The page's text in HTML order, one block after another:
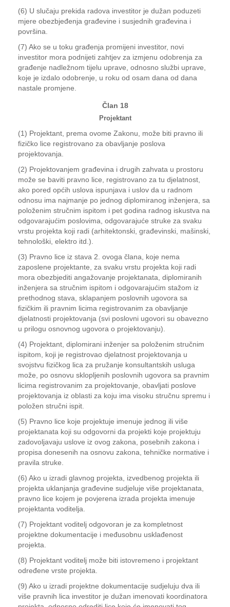
(6) U slučaju prekida radova investitor je dužan poduzeti
mjere obezbjeđenja građevine i susjednih građevina i
površina.
(7) Ako se u toku građenja promijeni investitor, novi
investitor mora podnijeti zahtjev za izmjenu odobrenja za
građenje nadležnom tijelu uprave, odnosno službi uprave,
koje je izdalo odobrenje, u roku od osam dana od dana
nastale promjene.
Član 18
Projektant
(1) Projektant, prema ovome Zakonu, može biti pravno ili
fizičko lice registrovano za obavljanje poslova
projektovanja.
(2) Projektovanjem građevina i drugih zahvata u prostoru
može se baviti pravno lice, registrovano za tu djelatnost,
ako pored općih uslova ispunjava i uslov da u radnom
odnosu ima najmanje po jednog diplomiranog inženjera, sa
položenim stručnim ispitom i pet godina radnog iskustva na
odgovarajućim poslovima, odgovarajuće struke za svaku
vrstu projekta koji radi (arhitektonski, građevinski, mašinski,
tehnološki, elektro itd.).
(3) Pravno lice iz stava 2. ovoga člana, koje nema
zaposlene projektante, za svaku vrstu projekta koji radi
mora obezbjediti angažovanje projektanata, diplomiranih
inženjera sa stručnim ispitom i odgovarajućim stažom iz
prethodnog stava, sklapanjem poslovnih ugovora sa
fizičkim ili pravnim licima registrovanim za obavljanje
djelatnosti projektovanja (svi poslovni ugovori su obavezno
u prilogu osnovnog ugovora o projektovanju).
(4) Projektant, diplomirani inženjer sa položenim stručnim
ispitom, koji je registrovao djelatnost projektovanja u
svojstvu fizičkog lica za pružanje konsultantskih usluga
može, po osnovu sklopljenih poslovnih ugovora sa pravnim
licima registrovanim za projektovanje, obavljati poslove
projektovanja iz oblasti za koju ima visoku stručnu spremu i
položen stručni ispit.
(5) Pravno lice koje projektuje imenuje jednog ili više
projektanata koji su odgovorni da projekti koje projektuju
zadovoljavaju uslove iz ovog zakona, posebnih zakona i
propisa donesenih na osnovu zakona, tehničke normative i
pravila struke.
(6) Ako u izradi glavnog projekta, izvedbenog projekta ili
projekta uklanjanja građevine sudjeluje više projektanata,
pravno lice kojem je povjerena izrada projekta imenuje
projektanta voditelja.
(7) Projektant voditelj odgovoran je za kompletnost
projektne dokumentacije i međusobnu usklađenost
projekta.
(8) Projektant voditelj može biti istovremeno i projektant
određene vrste projekta.
(9) Ako u izradi projektne dokumentacije sudjeluju dva ili
više pravnih lica investitor je dužan imenovati koordinatora